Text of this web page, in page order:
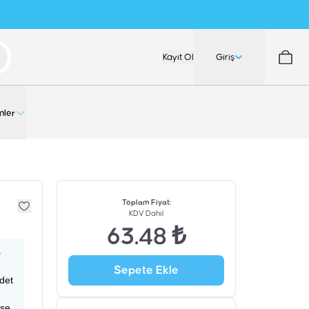
Kayıt Ol Giriş
Toplam Fiyat:
KDV Dahil
63.48 ₺
Sepete Ekle